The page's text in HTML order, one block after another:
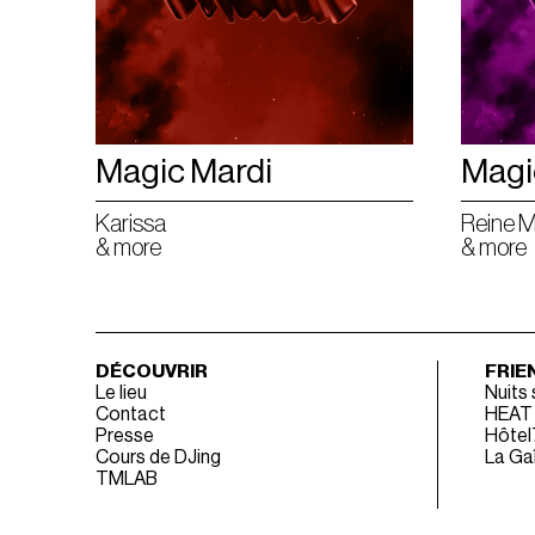
Magic Mardi
Karissa
& more
Reine
& more
DÉCOUVRIR
Le lieu
Contact
Presse
Cours de DJing
TMLAB
Nuits
HEAT
La